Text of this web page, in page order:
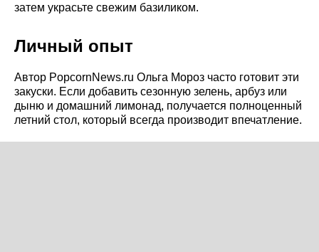
затем украсьте свежим базиликом.
Личный опыт
Автор PopcornNews.ru Ольга Мороз часто готовит эти
закуски. Если добавить сезонную зелень, арбуз или
дыню и домашний лимонад, получается полноценный
летний стол, который всегда производит впечатление.